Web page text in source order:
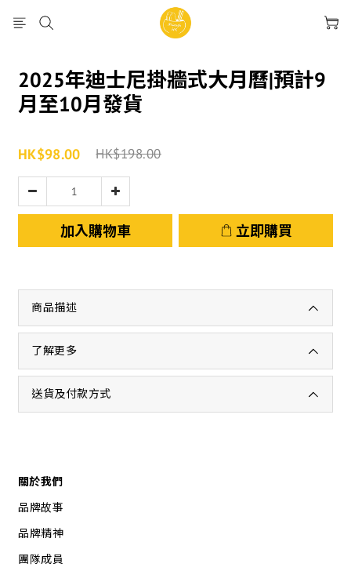
2025年迪士尼掛牆式大月曆|預計9
月至10月發貨
HK$98.00 HK$198.00
加入購物車 立即購買
商品描述
了解更多
送貨及付款方式
關於我們
品牌故事
品牌精神
團隊成員